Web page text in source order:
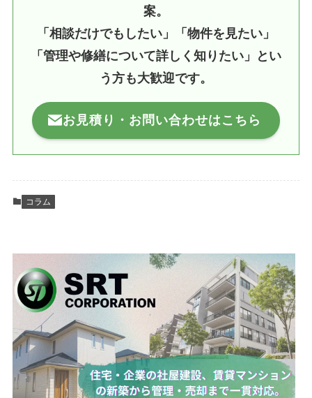
案。
「相談だけでもしたい」「物件を見たい」
「管理や修繕について詳しく知りたい」とい
う方も大歓迎です。
お見積り・お問い合わせはこちら
コラム